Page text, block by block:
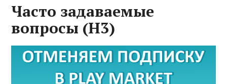
Часто задаваемые
вопросы (H3)